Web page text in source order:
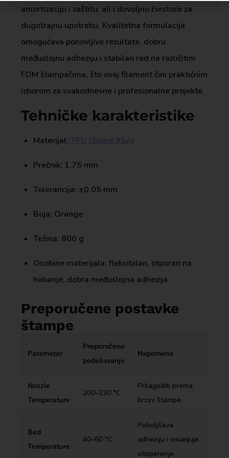
amortizaciju i zaštitu, ali i dovoljno čvrstoće za
dugotrajnu upotrebu. Kvalitetna formulacija
omogućava ponovljive rezultate, dobru
međuslojnu adheziju i stabilan rad na različitim
FDM štampačima, što ovaj filament čini praktičnim
izborom za svakodnevne i profesionalne projekte.
Tehničke karakteristike
Materijal: TPU (Shore 95A)
Prečnik: 1.75 mm
Tolerancija: ±0.05 mm
Boja: Orange
Težina: 800 g
Osobine materijala: fleksibilan, otporan na
habanje, dobra međuslojna adhezija
Preporučene postavke
štampe
Parametar
Preporučeno
podešavanje
Napomena
Nozzle
Temperature
200–230 °C
Prilagoditi prema
brzini štampe.
Bed
Temperature
40–60 °C
Poboljšava
adheziju i smanjuje
vitoperenje.